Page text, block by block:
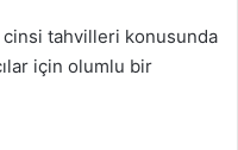
cinsi tahvilleri konusunda
için olumlu bir